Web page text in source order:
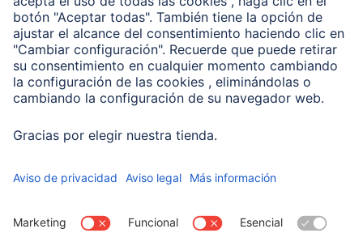
Compañía
Historia de la empresa
Hama en todo el Mundo
Sostenibilidad
Business-Portal